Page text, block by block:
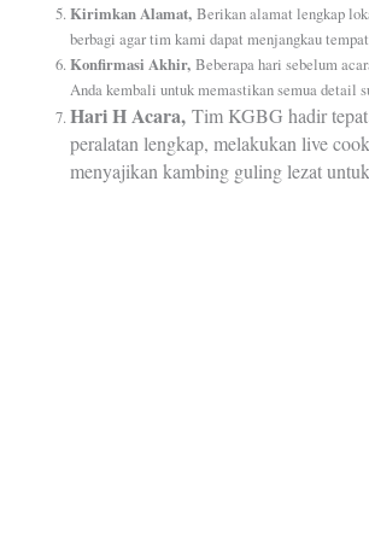
Kirimkan Alamat,Berikan alamat lengkap
berbagi agar tim kami dapat menjangkau
Konfirmasi Akhir,Beberapa hari sebelum
Anda kembali untuk memastikan semua detail
Hari H Acara,Tim KGBG hadir
peralatan lengkap, melakukan live
menyajikan kambing guling lezat